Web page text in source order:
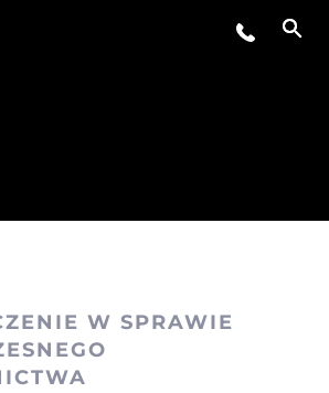
W SPRAWIE